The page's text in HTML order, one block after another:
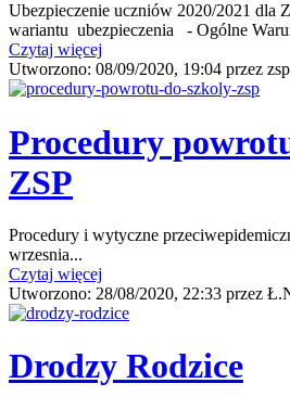
Ubezpieczenie uczniów 2020/2021
wariantu ubezpieczenia - Ogólne
Czytaj więcej
Utworzono: 08/09/2020, 19:04 przez
Procedury
ZSP
Procedury i wytyczne
wrzesnia...
Czytaj więcej
Utworzono: 28/08/2020, 22:33 przez
Drodzy Rodzice